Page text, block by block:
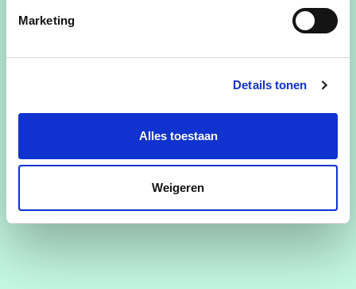
Marketing
Details tonen
Alles toestaan
Weigeren
totale schuldenlast van gemeente en
OCMW verder afgebouwd, zonder in te
verhogen” aldus Schepen van
lees meer